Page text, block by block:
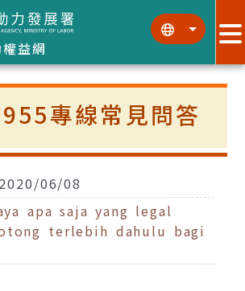
益網
::: :::
專線常見問答
06/08
apa saja yang legal
terlebih dahulu bagi